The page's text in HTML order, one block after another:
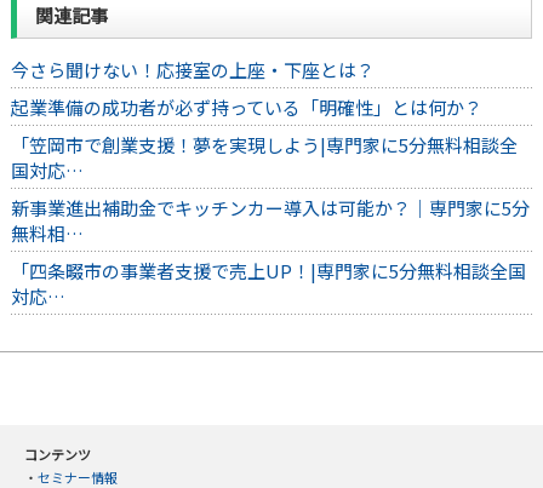
関連記事
今さら聞けない！応接室の上座・下座とは？
起業準備の成功者が必ず持っている「明確性」とは何か？
「笠岡市で創業支援！夢を実現しよう|専門家に5分無料相談全
国対応…
新事業進出補助金でキッチンカー導入は可能か？｜専門家に5分
無料相…
「四条畷市の事業者支援で売上UP！|専門家に5分無料相談全国
対応…
コンテンツ
・ セミナー情報